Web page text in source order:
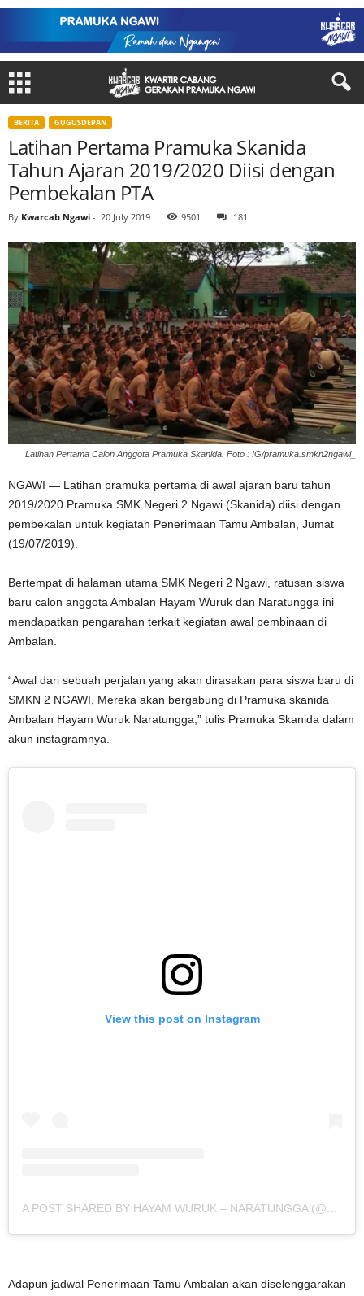
BERITA GUGUSDEPAN
Latihan Pertama Pramuka Skanida
Tahun Ajaran 2019/2020 Diisi dengan
Pembekalan PTA
By Kwarcab Ngawi - 20 July 2019 9501 181
Latihan Pertama Calon Anggota Pramuka Skanida. Foto : IG/pramuka.smkn2ngawi_
NGAWI — Latihan pramuka pertama di awal ajaran baru tahun
2019/2020 Pramuka SMK Negeri 2 Ngawi (Skanida) diisi dengan
pembekalan untuk kegiatan Penerimaan Tamu Ambalan, Jumat
(19/07/2019).
Bertempat di halaman utama SMK Negeri 2 Ngawi, ratusan siswa
baru calon anggota Ambalan Hayam Wuruk dan Naratungga ini
mendapatkan pengarahan terkait kegiatan awal pembinaan di
Ambalan.
“Awal dari sebuah perjalan yang akan dirasakan para siswa baru di
SMKN 2 NGAWI, Mereka akan bergabung di Pramuka skanida
Ambalan Hayam Wuruk Naratungga,” tulis Pramuka Skanida dalam
akun instagramnya.
View this post on Instagram
A POST SHARED BY HAYAM WURUK – NARATUNGGA (@PRAMUKA.SMKN2NGAWI_)
Adapun jadwal Penerimaan Tamu Ambalan akan diselenggarakan